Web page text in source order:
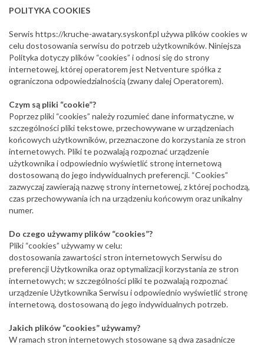
POLITYKA COOKIES
Serwis https://kruche-awatary.syskonf.pl używa plików cookies w
celu dostosowania serwisu do potrzeb użytkowników. Niniejsza
Polityka dotyczy plików “cookies” i odnosi się do strony
internetowej, której operatorem jest Netventure spółka z
ograniczona odpowiedzialnością (zwany dalej Operatorem).
Czym są pliki “cookie”?
Poprzez pliki “cookies” należy rozumieć dane informatyczne, w
szczególności pliki tekstowe, przechowywane w urządzeniach
końcowych użytkowników, przeznaczone do korzystania ze stron
internetowych. Pliki te pozwalają rozpoznać urządzenie
użytkownika i odpowiednio wyświetlić stronę internetową
dostosowaną do jego indywidualnych preferencji. “Cookies”
zazwyczaj zawierają nazwę strony internetowej, z której pochodzą,
czas przechowywania ich na urządzeniu końcowym oraz unikalny
numer.
Do czego używamy plików “cookies”?
Pliki “cookies” używamy w celu:
dostosowania zawartości stron internetowych Serwisu do
preferencji Użytkownika oraz optymalizacji korzystania ze stron
internetowych; w szczególności pliki te pozwalają rozpoznać
urządzenie Użytkownika Serwisu i odpowiednio wyświetlić stronę
internetową, dostosowaną do jego indywidualnych potrzeb.
Jakich plików “cookies” używamy?
W ramach stron internetowych stosowane są dwa zasadnicze